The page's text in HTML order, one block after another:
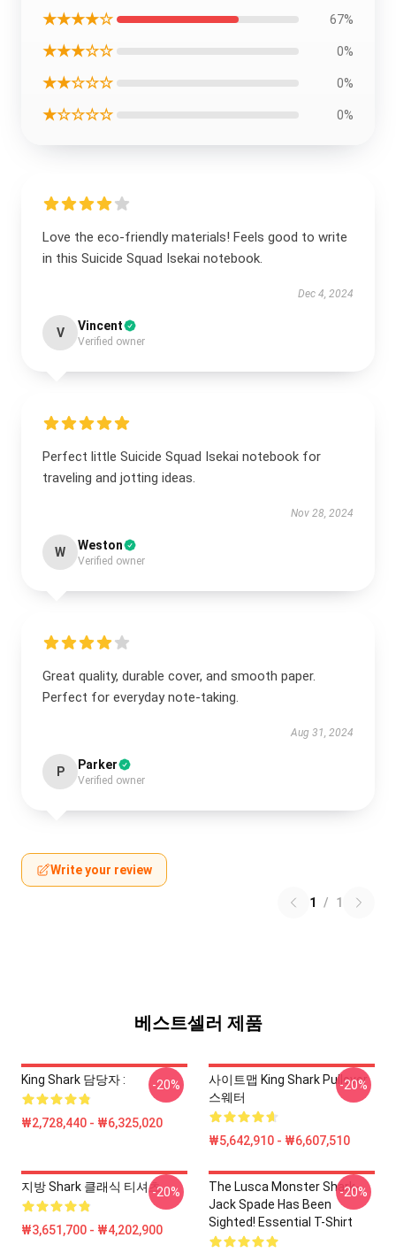
★★★★☆ 67%
★★★☆☆ 0%
★★☆☆☆ 0%
★☆☆☆☆ 0%
Love the eco-friendly materials! Feels good to write
in this Suicide Squad Isekai notebook.
Dec 4, 2024
V Vincent
Verified owner
Perfect little Suicide Squad Isekai notebook for
traveling and jotting ideas.
Nov 28, 2024
W Weston
Verified owner
Great quality, durable cover, and smooth paper.
Perfect for everyday note-taking.
Aug 31, 2024
P Parker
Verified owner
Write your review
1 / 1
베스트셀러 제품
King Shark 담당자 :
₩2,728,440 - ₩6,325,020
-20%
사이트맵 King Shark Pullover
스웨터
₩5,642,910 - ₩6,607,510
-20%
지방 Shark 클래식 티셔츠
₩3,651,700 - ₩4,202,900
-20%
The Lusca Monster Shark-
Jack Spade Has Been
Sighted! Essential T-Shirt
-20%